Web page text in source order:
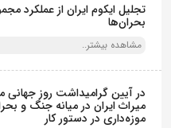
تجلیل ایکوم ایران از عملکرد
بحران‌ها
مشاهده بیشتر..
در آیین گرامیداشت روز
میراث ایران در میانه جنگ و
موزه‌داری در دستور کار